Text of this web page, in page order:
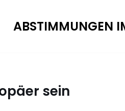
ABSTIMMUNGEN
sein